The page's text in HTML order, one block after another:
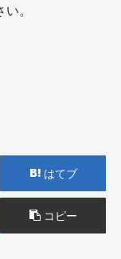
。
はてブ
コピー